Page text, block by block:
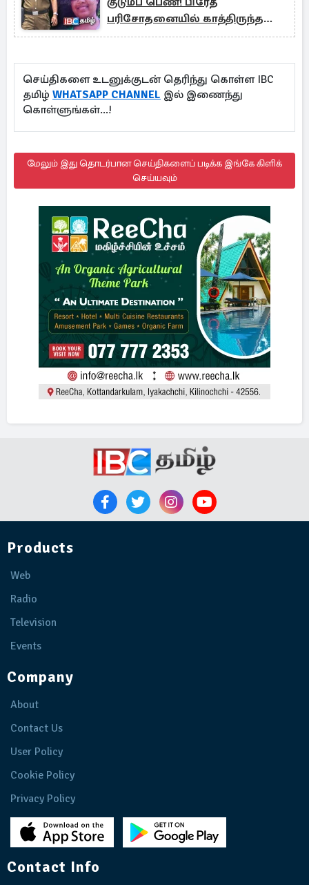
பரிசோதனையில் காத்திருந்த
அதிர்ச்சி
செய்திகளை உடனுக்குடன் தெரிந்து கொள்ள IBC
தமிழ் WHATSAPP CHANNEL இல் இணைந்து
கொள்ளுங்கள்...!
மேலும் இது தொடர்பான செய்திகளைப் படிக்க இங்கே கிளிக்
செய்யவும்
Products
Web
Radio
Television
Events
Company
About
Contact Us
User Policy
Cookie Policy
Privacy Policy
Contact Info